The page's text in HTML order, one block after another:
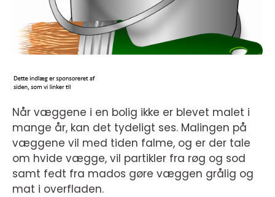
Når væggene i en bolig ikke er blevet malet i
mange år, kan det tydeligt ses. Malingen på
væggene vil med tiden falme, og er der tale
om hvide vægge, vil partikler fra røg og sod
samt fedt fra mados gøre væggen grålig og
mat i overfladen.